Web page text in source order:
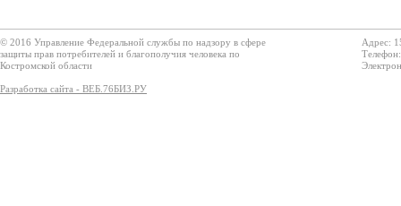
© 2016 Управление Федеральной службы по надзору в сфере
защиты прав потребителей и благополучия человека по
Костромской области
Разработка сайта - ВЕБ.76БИЗ.РУ
Адрес: